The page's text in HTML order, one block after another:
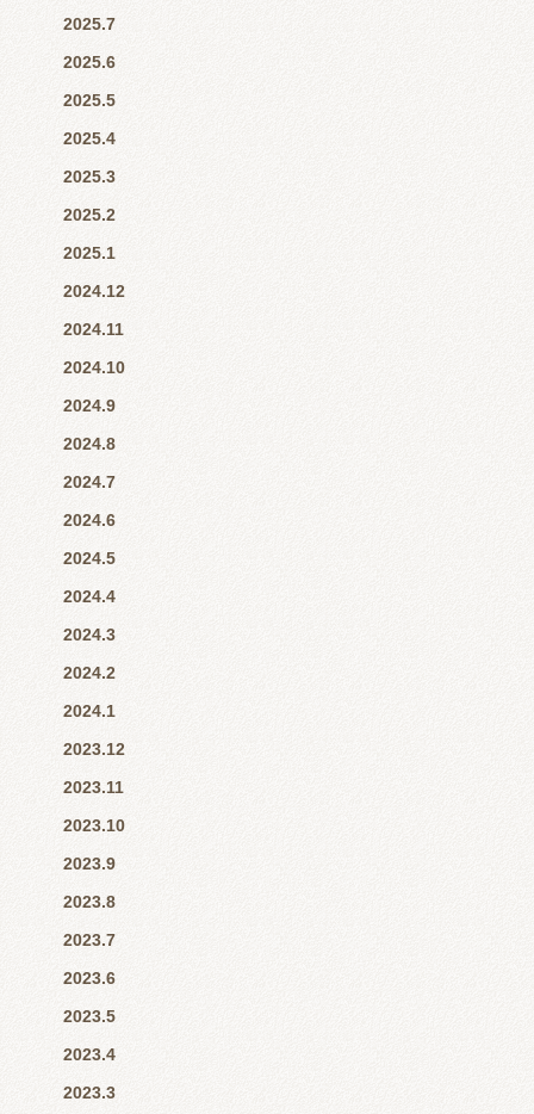
2025.7
2025.6
2025.5
2025.4
2025.3
2025.2
2025.1
2024.12
2024.11
2024.10
2024.9
2024.8
2024.7
2024.6
2024.5
2024.4
2024.3
2024.2
2024.1
2023.12
2023.11
2023.10
2023.9
2023.8
2023.7
2023.6
2023.5
2023.4
2023.3